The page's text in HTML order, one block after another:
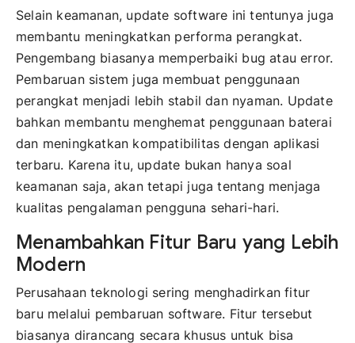
Selain keamanan, update software ini tentunya juga
membantu meningkatkan performa perangkat.
Pengembang biasanya memperbaiki bug atau error.
Pembaruan sistem juga membuat penggunaan
perangkat menjadi lebih stabil dan nyaman. Update
bahkan membantu menghemat penggunaan baterai
dan meningkatkan kompatibilitas dengan aplikasi
terbaru. Karena itu, update bukan hanya soal
keamanan saja, akan tetapi juga tentang menjaga
kualitas pengalaman pengguna sehari-hari.
Menambahkan Fitur Baru yang Lebih
Modern
Perusahaan teknologi sering menghadirkan fitur
baru melalui pembaruan software. Fitur tersebut
biasanya dirancang secara khusus untuk bisa